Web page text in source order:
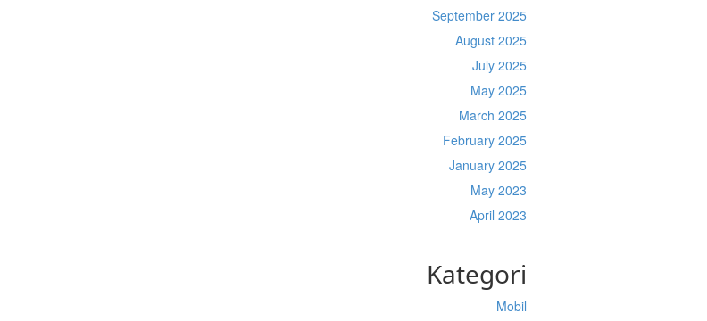
September 2025
August 2025
July 2025
May 2025
March 2025
February 2025
January 2025
May 2023
April 2023
Kategori
Mobil